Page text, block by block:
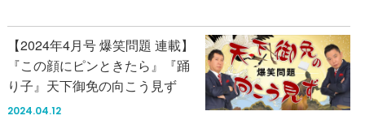
【2024年4月号 爆笑問題 連載】
『この顔にピンときたら』『踊
り子』天下御免の向こう見ず
2024.04.12